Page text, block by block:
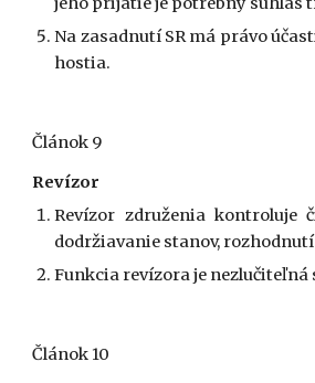
Na zasadnutí SR má právo
hostia.
Článok 9
Revízor
Revízor združenia kontroluje
dodržiavanie stanov, rozhodnutí
Funkcia revízora je nezlučiteľná
Článok 10